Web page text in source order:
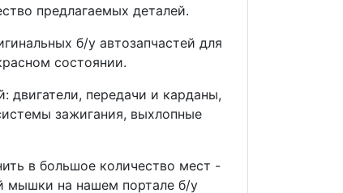
предлагаемых деталей.
б/у автозапчастей для
состоянии.
двигатели, передачи и карданы,
зажигания, выхлопные
в большое количество мест -
мышки на нашем портале б/у